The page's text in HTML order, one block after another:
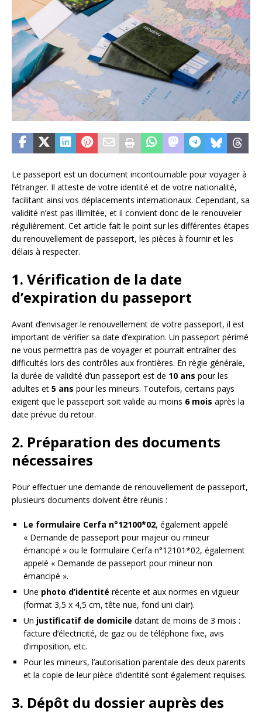
Le passeport est un document incontournable pour voyager à
l’étranger. Il atteste de votre identité et de votre nationalité,
facilitant ainsi vos déplacements internationaux. Cependant, sa
validité n’est pas illimitée, et il convient donc de le renouveler
régulièrement. Cet article fait le point sur les différentes étapes
du renouvellement de passeport, les pièces à fournir et les
délais à respecter.
1. Vérification de la date
d’expiration du passeport
Avant d’envisager le renouvellement de votre passeport, il est
important de vérifier sa date d’expiration. Un passeport périmé
ne vous permettra pas de voyager et pourrait entraîner des
difficultés lors des contrôles aux frontières. En règle générale,
la durée de validité d’un passeport est de 10 ans pour les
adultes et 5 ans pour les mineurs. Toutefois, certains pays
exigent que le passeport soit valide au moins 6 mois après la
date prévue du retour.
2. Préparation des documents
nécessaires
Pour effectuer une demande de renouvellement de passeport,
plusieurs documents doivent être réunis :
Le formulaire Cerfa n°12100*02, également appelé
« Demande de passeport pour majeur ou mineur
émancipé » ou le formulaire Cerfa n°12101*02, également
appelé « Demande de passeport pour mineur non
émancipé ».
Une photo d’identité récente et aux normes en vigueur
(format 3,5 x 4,5 cm, tête nue, fond uni clair).
Un justificatif de domicile datant de moins de 3 mois :
facture d’électricité, de gaz ou de téléphone fixe, avis
d’imposition, etc.
Pour les mineurs, l’autorisation parentale des deux parents
et la copie de leur pièce d’identité sont également requises.
3. Dépôt du dossier auprès des